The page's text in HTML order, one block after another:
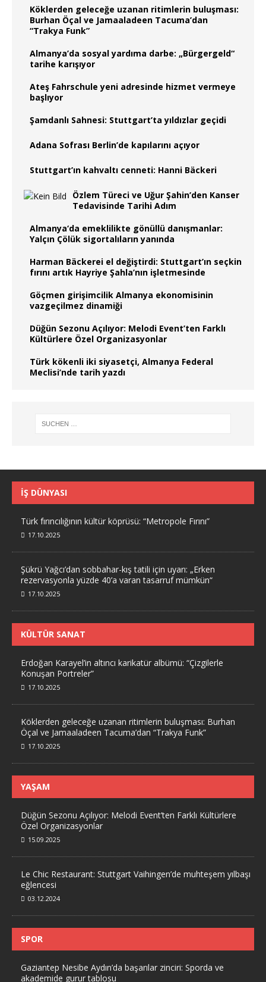
Köklerden geleceğe uzanan ritimlerin buluşması:
Burhan Öçal ve Jamaaladeen Tacuma’dan
“Trakya Funk”
Almanya’da sosyal yardıma darbe: „Bürgergeld“
tarihe karışıyor
Ateş Fahrschule yeni adresinde hizmet vermeye
başlıyor
Şamdanlı Sahnesi: Stuttgart’ta yıldızlar geçidi
Adana Sofrası Berlin’de kapılarını açıyor
Stuttgart’ın kahvaltı cenneti: Hanni Bäckeri
Özlem Türeci ve Uğur Şahin’den Kanser
Tedavisinde Tarihi Adım
Almanya‘da emeklilikte gönüllü danışmanlar:
Yalçın Çölük sigortalıların yanında
Harman Bäckerei el değiştirdi: Stuttgart’ın seçkin
fırını artık Hayriye Şahla’nın işletmesinde
Göçmen girişimcilik Almanya ekonomisinin
vazgeçilmez dinamiği
Düğün Sezonu Açılıyor: Melodi Event’ten Farklı
Kültürlere Özel Organizasyonlar
Türk kökenli iki siyasetçi, Almanya Federal
Meclisi’nde tarih yazdı
İŞ DÜNYASI
Türk fırıncılığının kültür köprüsü: “Metropole Fırını”
17.10.2025
Şükrü Yağcı’dan sobbahar-kış tatili için uyarı: „Erken
rezervasyonla yüzde 40’a varan tasarruf mümkün“
17.10.2025
KÜLTÜR SANAT
Erdoğan Karayel’in altıncı karikatür albümü: “Çizgilerle
Konuşan Portreler”
17.10.2025
Köklerden geleceğe uzanan ritimlerin buluşması: Burhan
Öçal ve Jamaaladeen Tacuma’dan “Trakya Funk”
17.10.2025
YAŞAM
Düğün Sezonu Açılıyor: Melodi Event’ten Farklı Kültürlere
Özel Organizasyonlar
15.09.2025
Le Chic Restaurant: Stuttgart Vaihingen’de muhteşem yılbaşı
eğlencesi
03.12.2024
SPOR
Gaziantep Nesibe Aydın’da başarılar zinciri: Sporda ve
akademide gurur tablosu